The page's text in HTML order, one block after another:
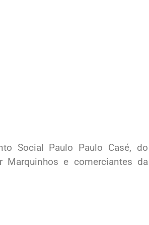
Social Paulo Paulo Casé, do
Marquinhos e comerciantes da